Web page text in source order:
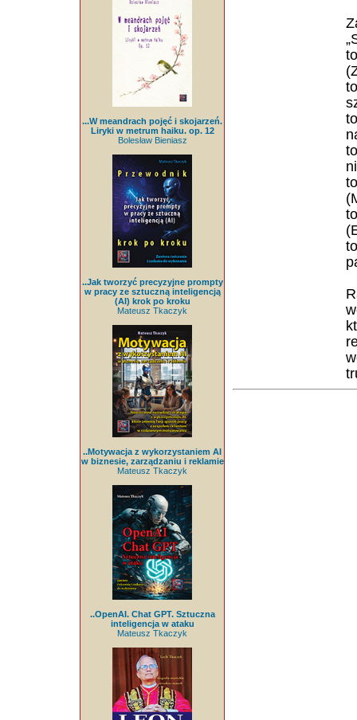
...W meandrach pojęć i skojarzeń.
Liryki w metrum haiku. op. 12
Bolesław Bieniasz
..Jak tworzyć precyzyjne prompty
w pracy ze sztuczną inteligencją
(AI) krok po kroku
Mateusz Tkaczyk
..Motywacja z wykorzystaniem AI
w biznesie, zarządzaniu i reklamie
Mateusz Tkaczyk
..OpenAI. Chat GPT. Sztuczna
inteligencja w ataku
Mateusz Tkaczyk